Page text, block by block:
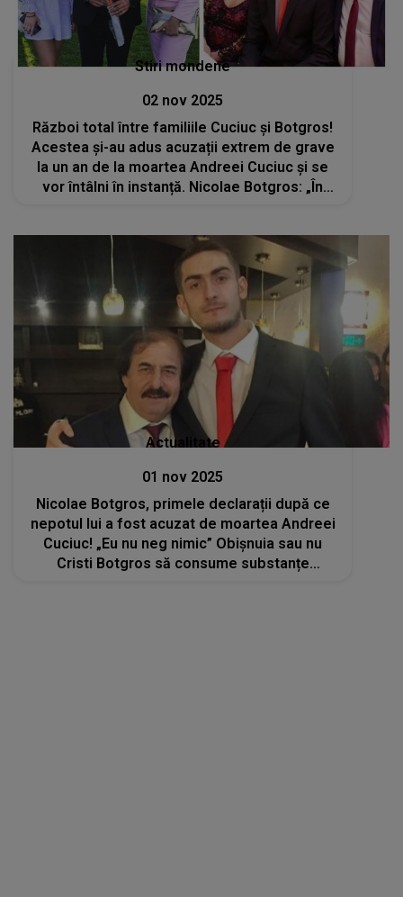
Stiri mondene
02 nov 2025
Război total între familiile Cuciuc și Botgros!
Acestea și-au adus acuzații extrem de grave
la un an de la moartea Andreei Cuciuc și se
vor întâlni în instanță. Nicolae Botgros: „În
Actualitate
01 nov 2025
Nicolae Botgros, primele declarații după ce
nepotul lui a fost acuzat de moartea Andreei
Cuciuc! „Eu nu neg nimic” Obișnuia sau nu
Cristi Botgros să consume substanțe